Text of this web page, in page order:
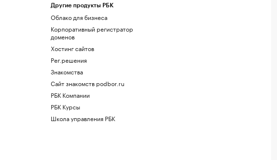
Другие продукты РБК
Облако для бизнеса
Корпоративный регистратор
доменов
Хостинг сайтов
Рег.решения
Знакомства
Сайт знакомств podbor.ru
РБК Компании
РБК Курсы
Школа управления РБК